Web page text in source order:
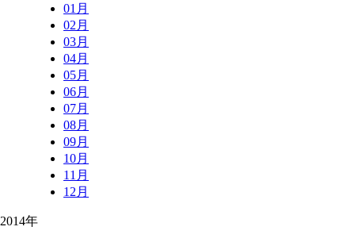
01月
02月
03月
04月
05月
06月
07月
08月
09月
10月
11月
12月
2014年